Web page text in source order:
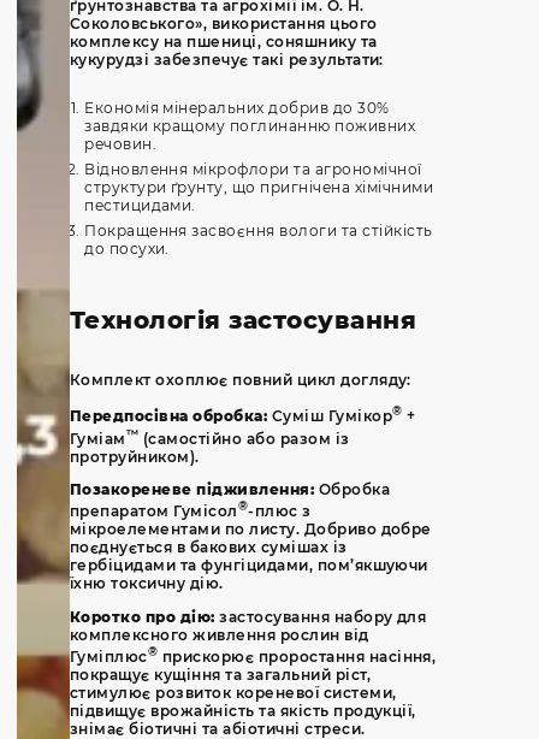
ґрунтознавства та агрохімії ім. О. Н.
Соколовського», використання цього
комплексу на пшениці, соняшнику та
кукурудзі забезпечує такі результати:
Економія мінеральних добрив до 30%
завдяки кращому поглинанню поживних
речовин.
Відновлення мікрофлори та агрономічної
структури ґрунту, що пригнічена хімічними
пестицидами.
Покращення засвоєння вологи та стійкість
до посухи.
Технологія застосування
Комплект охоплює повний цикл догляду:
Передпосівна обробка: Суміш Гумікор® +
Гуміам™ (самостійно або разом із
протруйником).
Позакореневе підживлення: Обробка
препаратом Гумісол®-плюс з
мікроелементами по листу. Добриво добре
поєднується в бакових сумішах із
гербіцидами та фунгіцидами, пом’якшуючи
їхню токсичну дію.
Коротко про дію:застосування набору для
комплексного живлення рослин від
Гуміплюс® прискорює проростання насіння,
покращує кущіння та загальний ріст,
стимулює розвиток кореневої системи,
підвищує врожайність та якість продукції,
знімає біотичні та абіотичні стреси.